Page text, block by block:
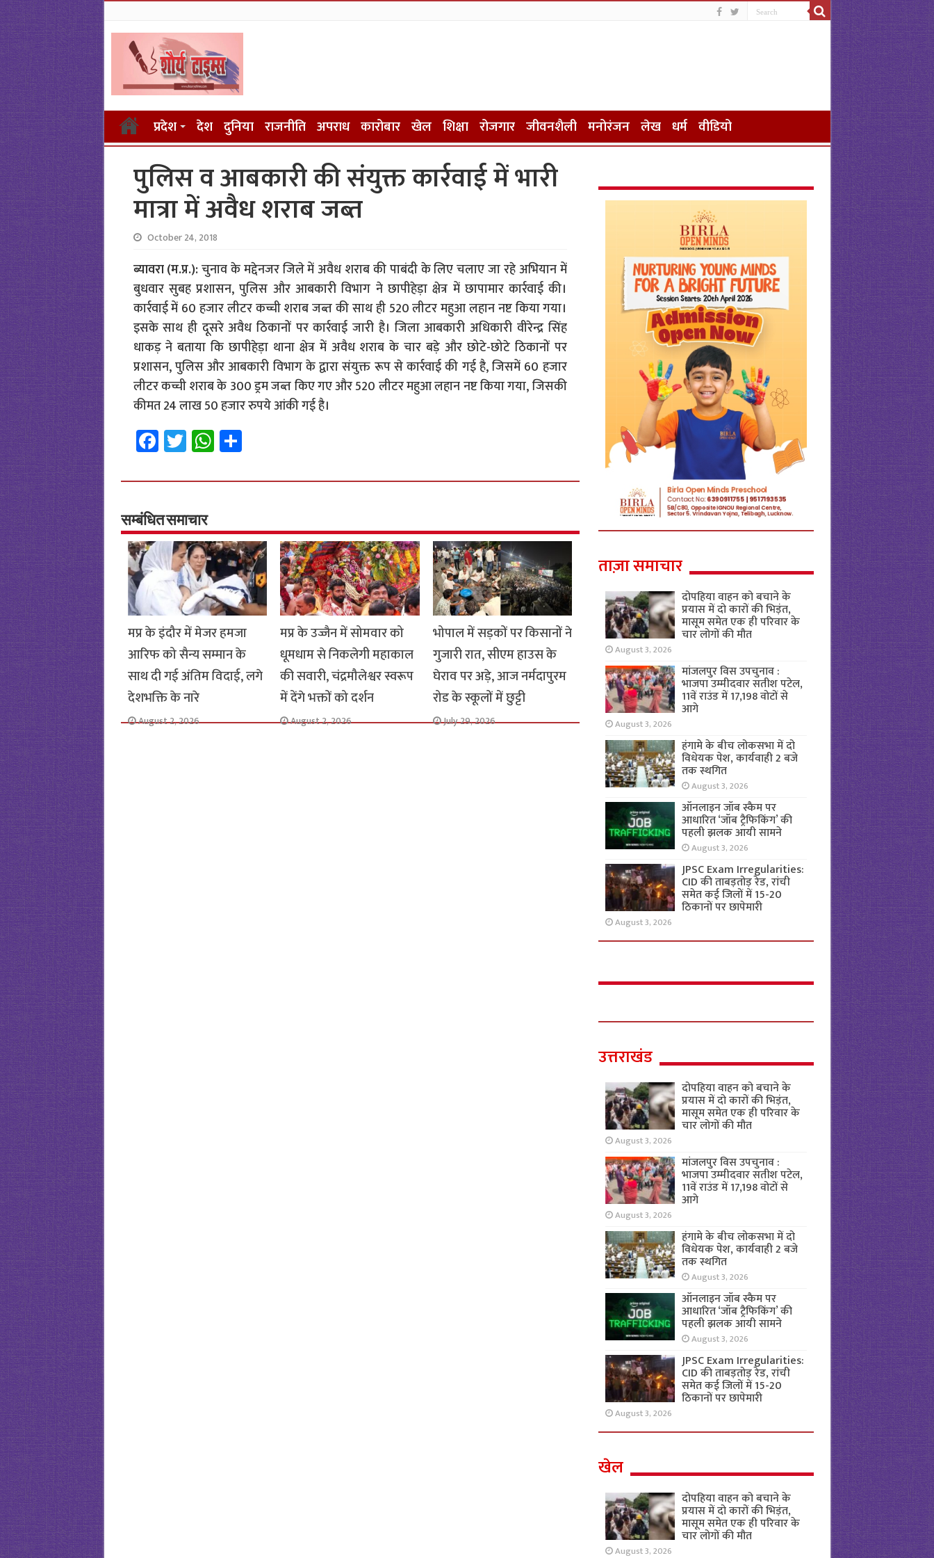
प्रदेश देश दुनिया राजनीति अपराध कारोबार खेल शिक्षा रोजगार जीवनशैली मनोरंजन लेख धर्म वीडियो
पुलिस व आबकारी की संयुक्त कार्रवाई में भारी
मात्रा में अवैध शराब जब्त
October 24, 2018
ब्यावरा (म.प्र.):चुनाव के मद्देनजर जिले में अवैध शराब की पाबंदी के लिए चलाए जा रहे अभियान में
बुधवार सुबह प्रशासन, पुलिस और आबकारी विभाग ने छापीहेड़ा क्षेत्र में छापामार कार्रवाई की।
कार्रवाई में 60 हजार लीटर कच्ची शराब जब्त की साथ ही 520 लीटर महुआ लहान नष्ट किया गया।
इसके साथ ही दूसरे अवैध ठिकानों पर कार्रवाई जारी है। जिला आबकारी अधिकारी वीरेन्द्र सिंह
धाकड़ ने बताया कि छापीहेड़ा थाना क्षेत्र में अवैध शराब के चार बड़े और छोटे-छोटे ठिकानों पर
प्रशासन, पुलिस और आबकारी विभाग के द्वारा संयुक्त रूप से कार्रवाई की गई है, जिसमें 60 हजार
लीटर कच्ची शराब के 300 ड्रम जब्त किए गए और 520 लीटर महुआ लहान नष्ट किया गया, जिसकी
कीमत 24 लाख 50 हजार रुपये आंकी गई है।
Fa
ce
b
o
o
k
T
wi
tt
er
W
h
at
p
p
S
h
ar
सम्बंधित समाचार
मप्र के इंदौर में मेजर हमजा
आरिफ को सैन्य सम्मान के
साथ दी गई अंतिम विदाई, लगे
देशभक्ति के नारे
August 2, 2026
मप्र के उज्जैन में सोमवार को
धूमधाम से निकलेगी महाकाल
की सवारी, चंद्रमौलेश्वर स्वरूप
में देंगे भक्तों को दर्शन
August 2, 2026
भोपाल में सड़कों पर किसानों ने
गुजारी रात, सीएम हाउस के
घेराव पर अड़े, आज नर्मदापुरम
रोड के स्कूलों में छुट्टी
July 29, 2026
ताज़ा समाचार
दोपहिया वाहन को बचाने के
प्रयास में दो कारों की भिड़ंत,
मासूम समेत एक ही परिवार के
चार लोगों की मौत
August 3, 2026
मांजलपुर विस उपचुनाव :
भाजपा उम्मीदवार सतीश पटेल,
11वें राउंड में 17,198 वोटों से
आगे
August 3, 2026
हंगामे के बीच लोकसभा में दो
विधेयक पेश, कार्यवाही 2 बजे
तक स्थगित
August 3, 2026
ऑनलाइन जॉब स्कैम पर
आधारित ‘जॉब ट्रैफिकिंग’ की
पहली झलक आयी सामने
August 3, 2026
JPSC Exam Irregularities:
CID की ताबड़तोड़ रेड, रांची
समेत कई जिलों में 15-20
ठिकानों पर छापेमारी
August 3, 2026
उत्तराखंड
दोपहिया वाहन को बचाने के
प्रयास में दो कारों की भिड़ंत,
मासूम समेत एक ही परिवार के
चार लोगों की मौत
August 3, 2026
मांजलपुर विस उपचुनाव :
भाजपा उम्मीदवार सतीश पटेल,
11वें राउंड में 17,198 वोटों से
आगे
August 3, 2026
हंगामे के बीच लोकसभा में दो
विधेयक पेश, कार्यवाही 2 बजे
तक स्थगित
August 3, 2026
ऑनलाइन जॉब स्कैम पर
आधारित ‘जॉब ट्रैफिकिंग’ की
पहली झलक आयी सामने
August 3, 2026
JPSC Exam Irregularities:
CID की ताबड़तोड़ रेड, रांची
समेत कई जिलों में 15-20
ठिकानों पर छापेमारी
August 3, 2026
खेल
दोपहिया वाहन को बचाने के
प्रयास में दो कारों की भिड़ंत,
मासूम समेत एक ही परिवार के
चार लोगों की मौत
August 3, 2026